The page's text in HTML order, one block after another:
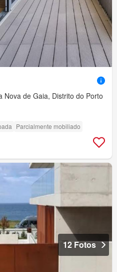
Nova de Gaia, Distrito do Porto
Parcialmente mobiliado
12 Fotos